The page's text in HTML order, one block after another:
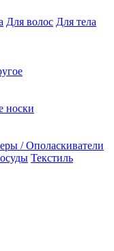
Для волос Для тела
носки
/ Ополаскиватели
Текстиль